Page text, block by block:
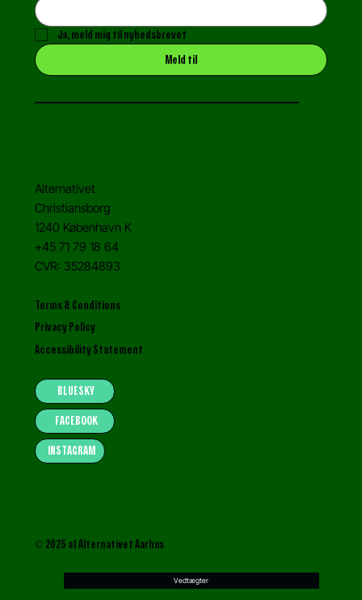
Ja, meld mig til nyhedsbrevet
Meld til
Alternativet
Christiansborg
1240 København K
+45 71 79 18 64
CVR: 35284893
Terms & Conditions
Privacy Policy
Accessibility Statement
Vedtægter
FACEBOOK
INSTAGRAM
BLUESKY
© 2025 af Alternativet Aarhus